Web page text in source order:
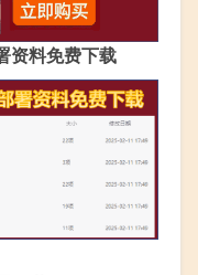
资料免费下载